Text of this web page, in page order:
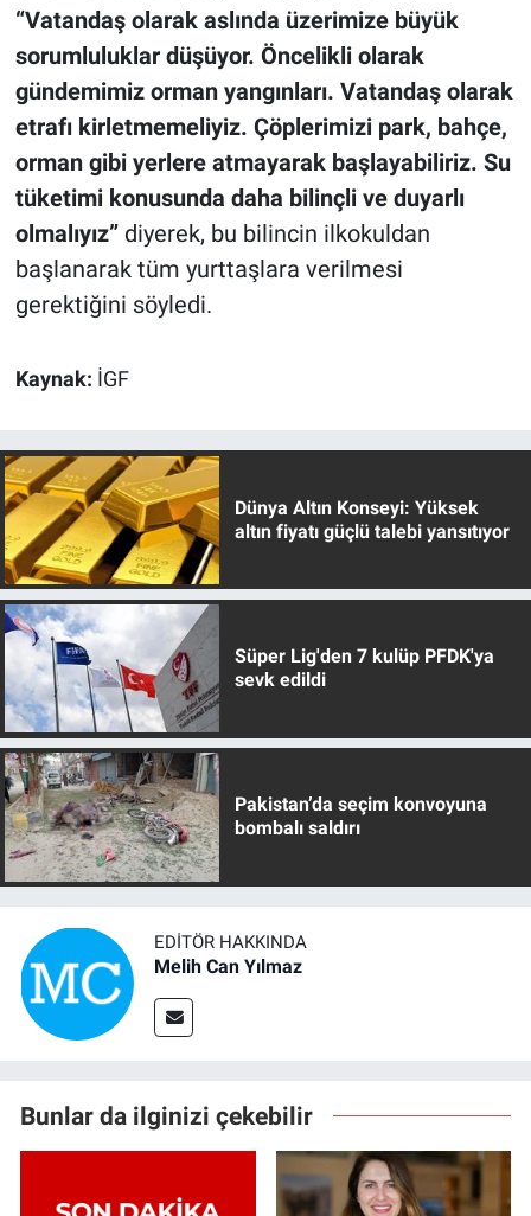
“Vatandaş olarak aslında üzerimize büyük
sorumluluklar düşüyor. Öncelikli olarak
gündemimiz orman yangınları. Vatandaş olarak
etrafı kirletmemeliyiz. Çöplerimizi park, bahçe,
orman gibi yerlere atmayarak başlayabiliriz. Su
tüketimi konusunda daha bilinçli ve duyarlı
olmalıyız”diyerek, bu bilincin ilkokuldan
başlanarak tüm yurttaşlara verilmesi
gerektiğini söyledi.
Kaynak: İGF
Dünya Altın Konseyi: Yüksek
altın fiyatı güçlü talebi yansıtıyor
Süper Lig'den 7 kulüp PFDK'ya
sevk edildi
Pakistan’da seçim konvoyuna
bombalı saldırı
EDITÖR HAKKINDA
Melih Can Yılmaz
Bunlar da ilginizi çekebilir